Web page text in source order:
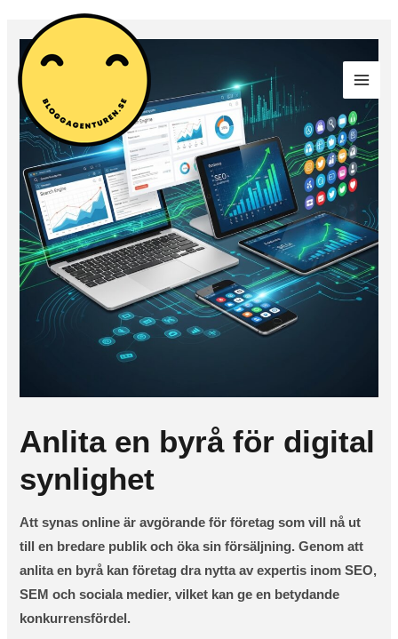
Anlita en byrå för digital
synlighet
Att synas online är avgörande för företag som vill nå ut
till en bredare publik och öka sin försäljning. Genom att
anlita en byrå kan företag dra nytta av expertis inom SEO,
SEM och sociala medier, vilket kan ge en betydande
konkurrensfördel.